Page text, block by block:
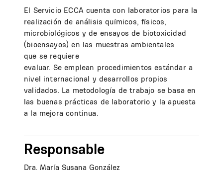
El Servicio ECCA cuenta con laboratorios para la
realización de análisis químicos, físicos,
microbiológicos y de ensayos de biotoxicidad
(bioensayos) en las muestras ambientales
que se requiere
evaluar. Se emplean procedimientos estándar a
nivel internacional y desarrollos propios
validados. La metodología de trabajo se basa en
las buenas prácticas de laboratorio y la apuesta
a la mejora continua.
Responsable
Dra. María Susana González